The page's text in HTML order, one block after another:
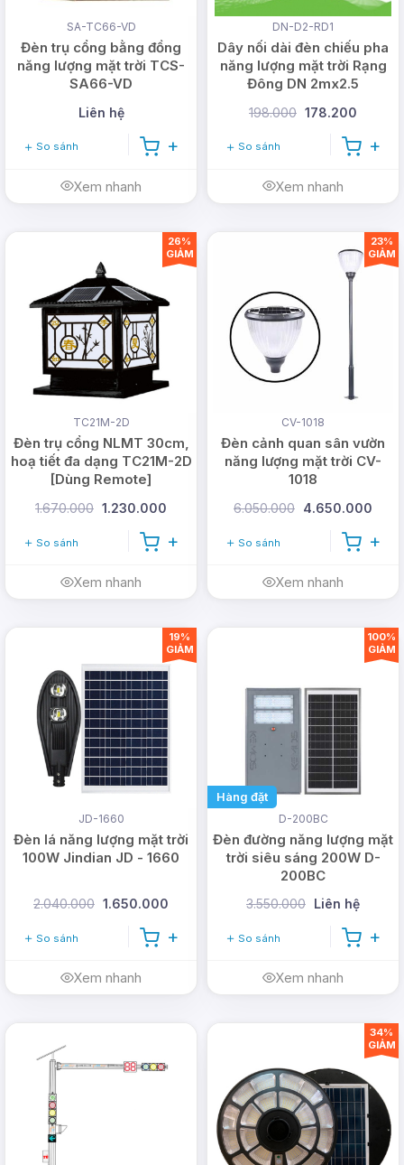
SA-TC66-VD
Đèn trụ cổng bằng đồng
năng lượng mặt trời TCS-
SA66-VD
Liên hệ
So sánh
Xem nhanh
DN-D2-RD1
Dây nối dài đèn chiếu pha
năng lượng mặt trời Rạng
Đông DN 2mx2.5
198.000 178.200
So sánh
Xem nhanh
TC21M-2D
Đèn trụ cổng NLMT 30cm,
hoạ tiết đa dạng TC21M-2D
[Dùng Remote]
1.670.000 1.230.000
So sánh
Xem nhanh
26%
GIẢM
CV-1018
Đèn cảnh quan sân vườn
năng lượng mặt trời CV-
1018
6.050.000 4.650.000
So sánh
Xem nhanh
23%
GIẢM
JD-1660
Đèn lá năng lượng mặt trời
100W Jindian JD - 1660
2.040.000 1.650.000
So sánh
Xem nhanh
19%
GIẢM
Hàng đặt
D-200BC
Đèn đường năng lượng mặt
trời siêu sáng 200W D-
200BC
3.550.000 Liên hệ
So sánh
Xem nhanh
100%
GIẢM
34%
GIẢM